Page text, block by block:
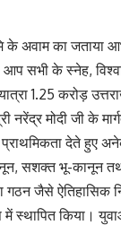
के अवाम का जताया
आप सभी के स्नेह,
1.25 करोड़
नरेंद्र मोदी जी के
प्राथमिकता देते हुए
सशक्त भू-कानून
गठन जैसे ऐतिहासिक
स्थापित किया।